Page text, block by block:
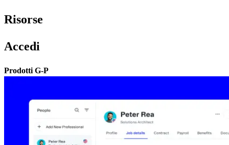
Risorse​​
Accedi​​
Prodotti G-P​​